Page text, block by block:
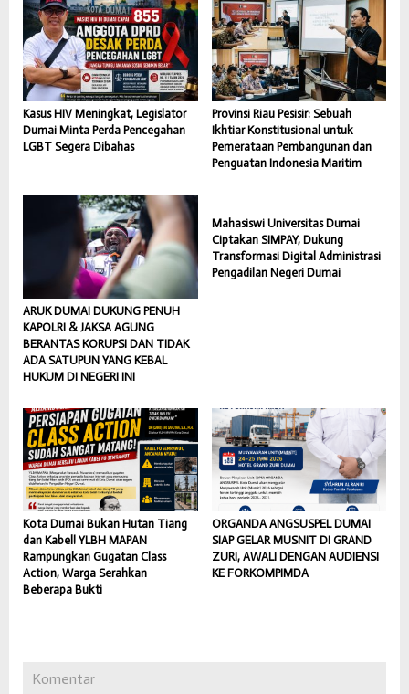
Kasus HIV Meningkat, Legislator
Dumai Minta Perda Pencegahan
LGBT Segera Dibahas
Provinsi Riau Pesisir: Sebuah
Ikhtiar Konstitusional untuk
Pemerataan Pembangunan dan
Penguatan Indonesia Maritim
ARUK DUMAI DUKUNG PENUH
KAPOLRI & JAKSA AGUNG
BERANTAS KORUPSI DAN TIDAK
ADA SATUPUN YANG KEBAL
HUKUM DI NEGERI INI
Mahasiswi Universitas Dumai
Ciptakan SIMPAY, Dukung
Transformasi Digital Administrasi
Pengadilan Negeri Dumai
Kota Dumai Bukan Hutan Tiang
dan Kabel! YLBH MAPAN
Rampungkan Gugatan Class
Action, Warga Serahkan
Beberapa Bukti
ORGANDA ANGSUSPEL DUMAI
SIAP GELAR MUSNIT DI GRAND
ZURI, AWALI DENGAN AUDIENSI
KE FORKOMPIMDA
Komentar